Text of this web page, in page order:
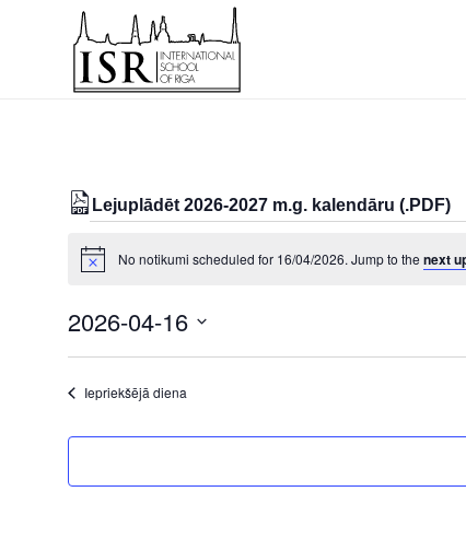
Lejuplādēt 2026-2027 m.g. kalendāru (.PDF)
Notikumi
for
16/04/2026
Notice No notikumi scheduled for 16/04/2026. Jump to the next
2026-04-16
Select
date.Iepriekšējā diena